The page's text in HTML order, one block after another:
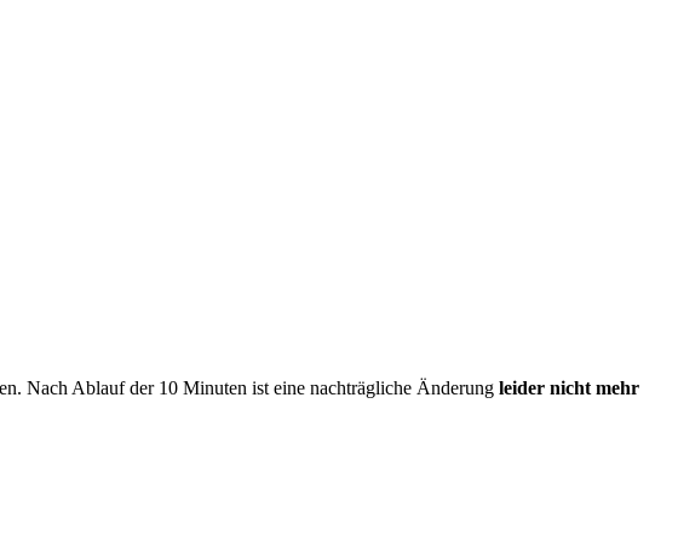
Nach Ablauf der 10 Minuten ist eine nachträgliche Änderung leider nicht mehr